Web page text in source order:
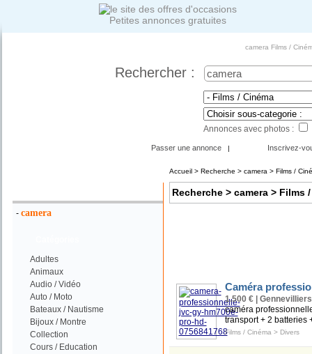
Petites annonces gratuites
camera Films /
Rechercher :
Annonces avec photos :
Passer une annonce | Inscrivez-
- camera
Adultes
Animaux
Audio / Vidéo
Auto / Moto
Bateaux / Nautisme
Bijoux / Montre
Collection
Cours / Education
Accueil> Recherche > camera > Films /
Recherche> camera > Films /
Caméra
1.500 € |
caméra
transport + 2 batteries
Films / Cinéma > Divers